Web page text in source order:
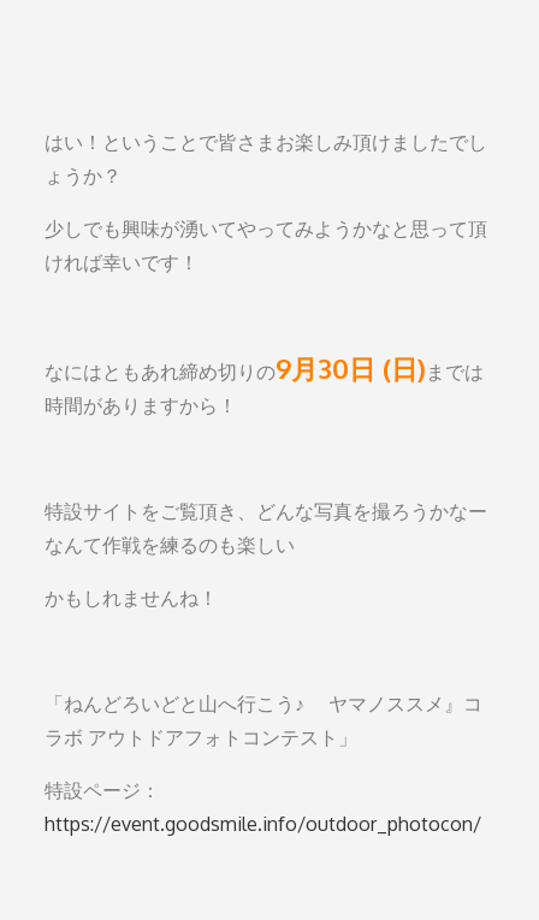
はい！ということで皆さまお楽しみ頂けましたでし
ょうか？
少しでも興味が湧いてやってみようかなと思って頂
ければ幸いです！
なにはともあれ締め切りの9月30日 (日) までは
時間がありますから！
特設サイトをご覧頂き、どんな写真を撮ろうかなー
なんて作戦を練るのも楽しい
かもしれませんね！
「ねんどろいどと山へ行こう♪ ヤマノススメ』コ
ラボ アウトドアフォトコンテスト」
特設ページ：
https://event.goodsmile.info/outdoor_photocon/